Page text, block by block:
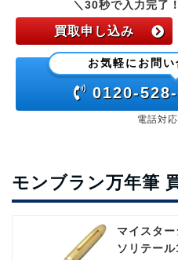
＼30秒で入力完了
買取申し込み
お気軽にお問い
0120-528-
電話対
モンブラン万年筆
マイスタ
ソリテー